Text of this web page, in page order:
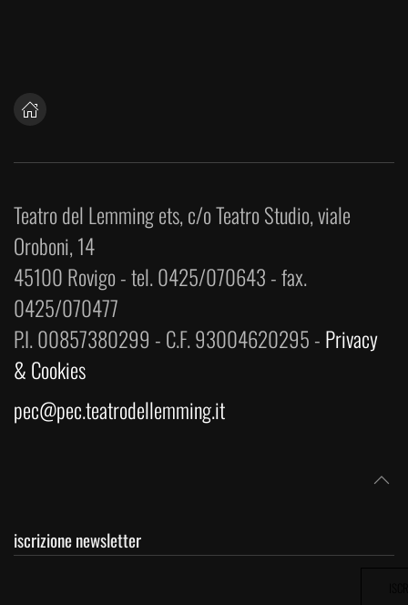
Teatro del Lemming ets, c/o Teatro Studio, viale
Oroboni, 14
45100 Rovigo - tel. 0425/070643 - fax.
0425/070477
P.I. 00857380299 - C.F. 93004620295 - Privacy
& Cookies
pec@pec.teatrodellemming.it
iscrizione newsletter